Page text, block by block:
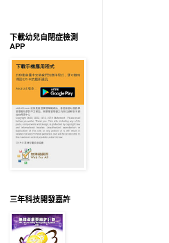
下載幼兒自閉症檢測
APP
三年科技開發嘉許